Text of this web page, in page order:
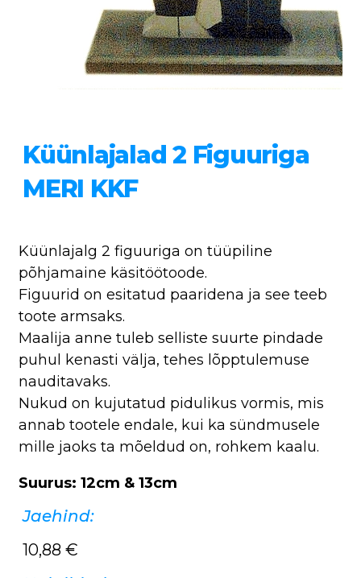
Küünlajalad 2 Figuuriga
MERI KKF
Küünlajalg 2 figuuriga on tüüpiline
põhjamaine käsitöötoode.
Figuurid on esitatud paaridena ja see teeb
toote armsaks.
Maalija anne tuleb selliste suurte pindade
puhul kenasti välja, tehes lõpptulemuse
nauditavaks.
Nukud on kujutatud pidulikus vormis, mis
annab tootele endale, kui ka sündmusele
mille jaoks ta mõeldud on, rohkem kaalu.
Suurus: 12cm & 13cm
Jaehind:
10,88 €